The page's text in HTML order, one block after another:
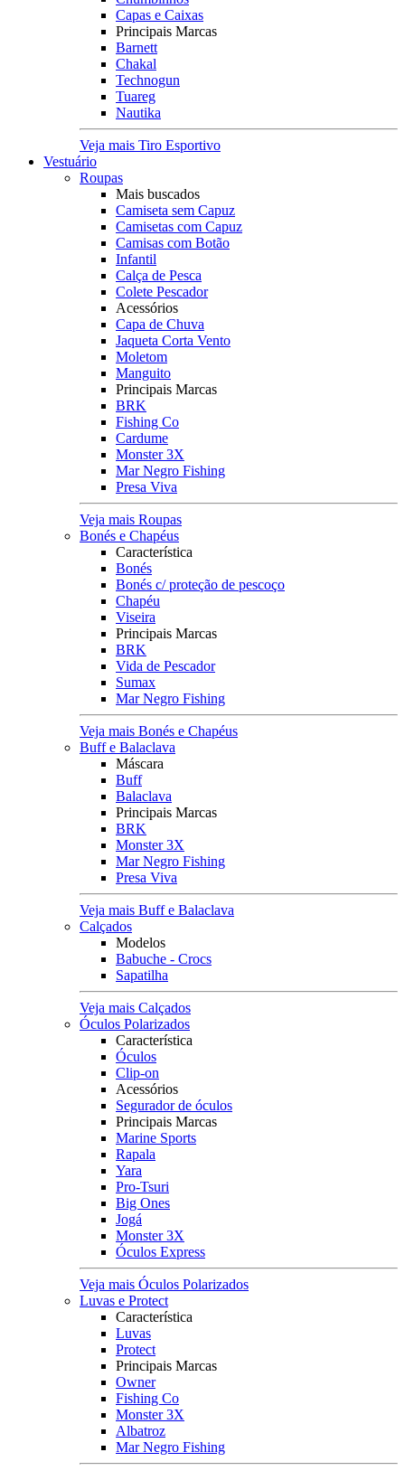
Capas e Caixas
Principais Marcas
Barnett
Chakal
Technogun
Tuareg
Nautika
Veja mais Tiro Esportivo
Vestuário
Roupas
Mais buscados
Camiseta sem Capuz
Camisetas com Capuz
Camisas com Botão
Infantil
Calça de Pesca
Colete Pescador
Acessórios
Capa de Chuva
Jaqueta Corta Vento
Moletom
Manguito
Principais Marcas
BRK
Fishing Co
Cardume
Monster 3X
Mar Negro Fishing
Presa Viva
Veja mais Roupas
Bonés e Chapéus
Característica
Bonés
Bonés c/ proteção de pescoço
Chapéu
Viseira
Principais Marcas
BRK
Vida de Pescador
Sumax
Mar Negro Fishing
Veja mais Bonés e Chapéus
Buff e Balaclava
Máscara
Buff
Balaclava
Principais Marcas
BRK
Monster 3X
Mar Negro Fishing
Presa Viva
Veja mais Buff e Balaclava
Calçados
Modelos
Babuche - Crocs
Sapatilha
Veja mais Calçados
Óculos Polarizados
Característica
Óculos
Clip-on
Acessórios
Segurador de óculos
Principais Marcas
Marine Sports
Rapala
Yara
Pro-Tsuri
Big Ones
Jogá
Monster 3X
Óculos Express
Veja mais Óculos Polarizados
Luvas e Protect
Característica
Luvas
Protect
Principais Marcas
Owner
Fishing Co
Monster 3X
Albatroz
Mar Negro Fishing